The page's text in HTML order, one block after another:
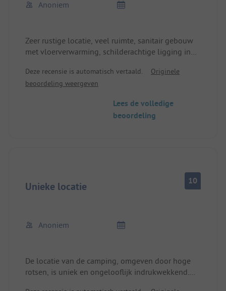
Anoniem
Zeer rustige locatie, veel ruimte, sanitair gebouw
met vloerverwarming, schilderachtige ligging in
steile wand afkomen. Vriendelijk personeel. Niet
ver van Trollstig en Andalsnes. Zeer goede
Deze recensie is automatisch vertaald.
Originele
beoordeling weergeven
Lees de volledige
beoordeling
Unieke locatie 10
Anoniem
De locatie van de camping, omgeven door hoge
rotsen, is uniek en ongelooflijk indrukwekkend.